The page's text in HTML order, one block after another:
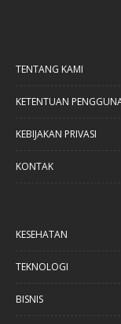
TENTANG KAMI
KETENTUAN
KEBIJAKAN PRIVASI
KONTAK
KESEHATAN
TEKNOLOGI
BISNIS